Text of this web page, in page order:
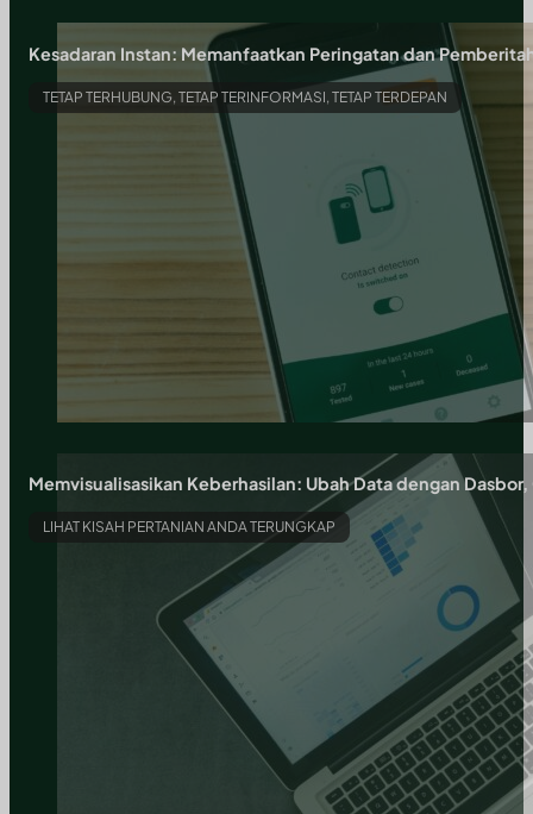
Kesadaran Instan: Memanfaatkan Peringatan dan
TETAP TERHUBUNG, TETAP TERINFORMASI, TETAP TERDEPAN
Memvisualisasikan Keberhasilan: Ubah Data dengan
LIHAT KISAH PERTANIAN ANDA TERUNGKAP